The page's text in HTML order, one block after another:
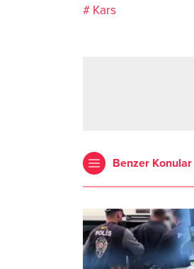
# Kars
Benzer Konular